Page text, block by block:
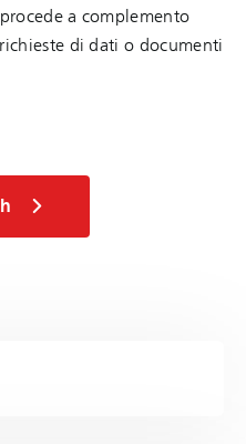
a complemento
di dati o documenti